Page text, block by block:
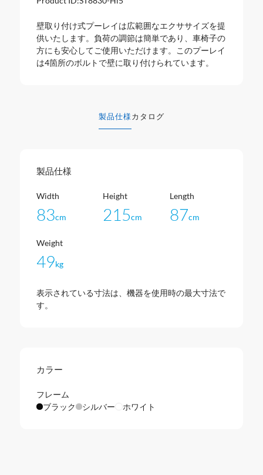
壁取り付け式プーレイは広範囲なエクササイズを提
供いたします。負荷の調節は簡単であり、車椅子の
方にも安心してご使用いただけます。このプーレイ
は4箇所のボルトで壁に取り付けられています。
製品仕様 カタログ
製品仕様
Width
83cm
Height
215cm
Length
87cm
Weight
49kg
表示されている寸法は、機器を使用時の最大寸法で
す。
カラー
フレーム
ブラック
シルバー ホワイト